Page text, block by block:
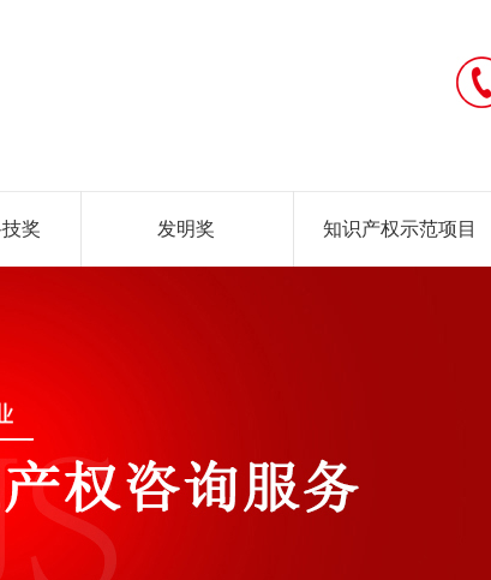
奖 发明奖 知识产权示范项目